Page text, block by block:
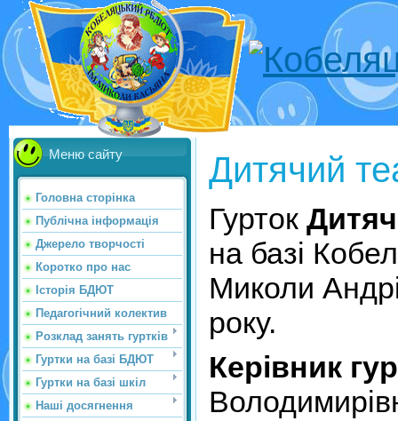
Меню сайту
Головна сторінка
Публічна інформація
Джерело творчості
Коротко про нас
Історія БДЮТ
Педагогічний колектив
Розклад занять гуртків
Гуртки на базі БДЮТ
Гуртки на базі шкіл
Наші досягнення
Дитячий
Гурток
на базі
Миколи
року.
Керівник